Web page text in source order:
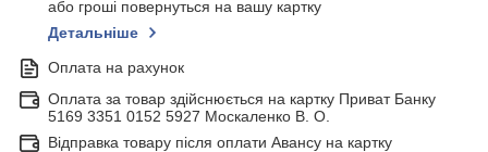
або гроші повернуться на вашу картку
Детальніше
Оплата на рахунок
Оплата за товар здійснюється на картку Приват Банку
5169 3351 0152 5927 Москаленко В. О.
Відправка товару після оплати Авансу на картку